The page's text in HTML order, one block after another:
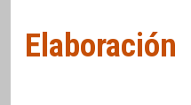
Elaboración